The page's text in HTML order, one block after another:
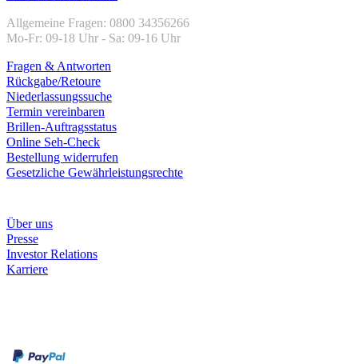
Allgemeine Fragen: 0800 34356266
Mo-Fr: 09-18 Uhr - Sa: 09-16 Uhr
Fragen & Antworten
Rückgabe/Retoure
Niederlassungssuche
Termin vereinbaren
Brillen-Auftragsstatus
Online Seh-Check
Bestellung widerrufen
Gesetzliche Gewährleistungsrechte
Über uns
Presse
Investor Relations
Karriere